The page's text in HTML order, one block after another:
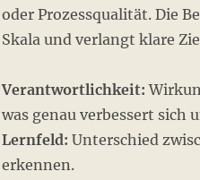
oder Prozessqualität. Die
Skala und verlangt klare
Verantwortlichkeit:
was genau verbessert sich
Lernfeld: Unterschied
erkennen.